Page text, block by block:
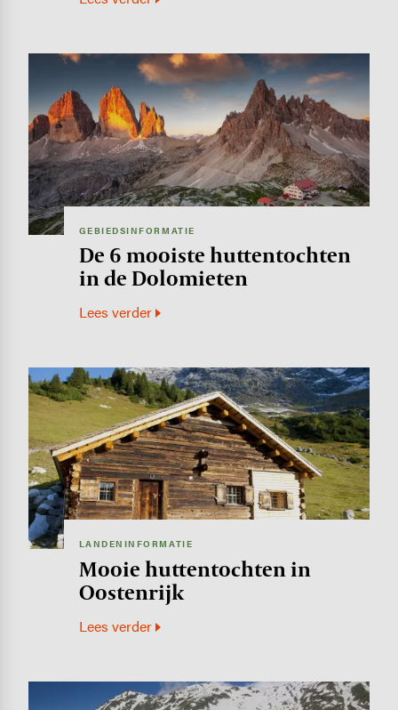
Image
GEBIEDSINFORMATIE
De 6 mooiste huttentochten
in de Dolomieten
Lees verder
Image
LANDENINFORMATIE
Mooie huttentochten in
Oostenrijk
Lees verder